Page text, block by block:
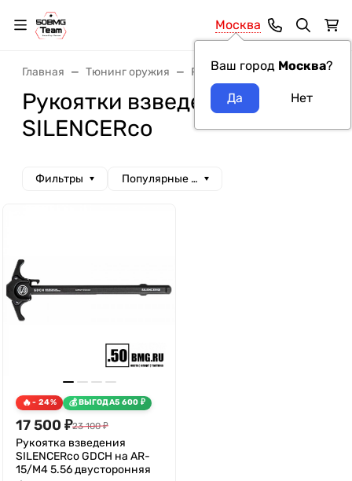
Москва
Ваш город Москва?
Главная Тюнинг оружия Рукоятки взведения
Рукоятки взведения
SILENCERco
Фильтры Популярные сначала
- 24% ВЫГОДА5 600 ₽
17 500 ₽23 100 ₽
Рукоятка взведения
SILENCERco GDCH на AR-
15/M4 5.56 двусторонняя